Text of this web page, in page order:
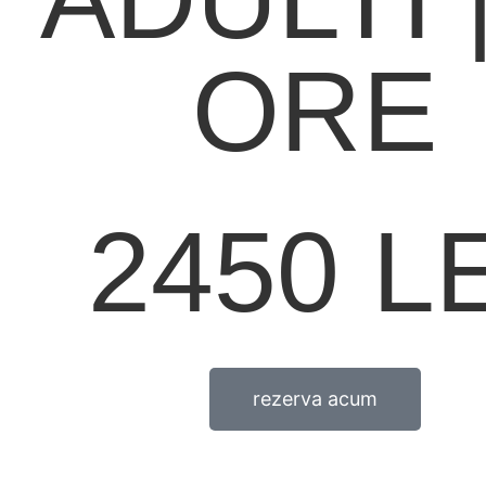
ORE
2450
rezerva acum